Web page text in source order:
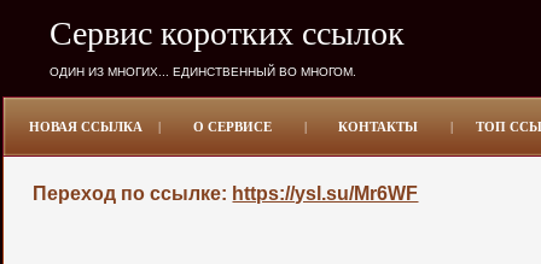
Сервис коротких ссылок
ОДИН ИЗ МНОГИХ... ЕДИНСТВЕННЫЙ ВО МНОГОМ.
НОВАЯ ССЫЛКА | О СЕРВИСЕ | КОНТАКТЫ | ТОП
Переход по ссылке: https://ysl.su/Mr6WF